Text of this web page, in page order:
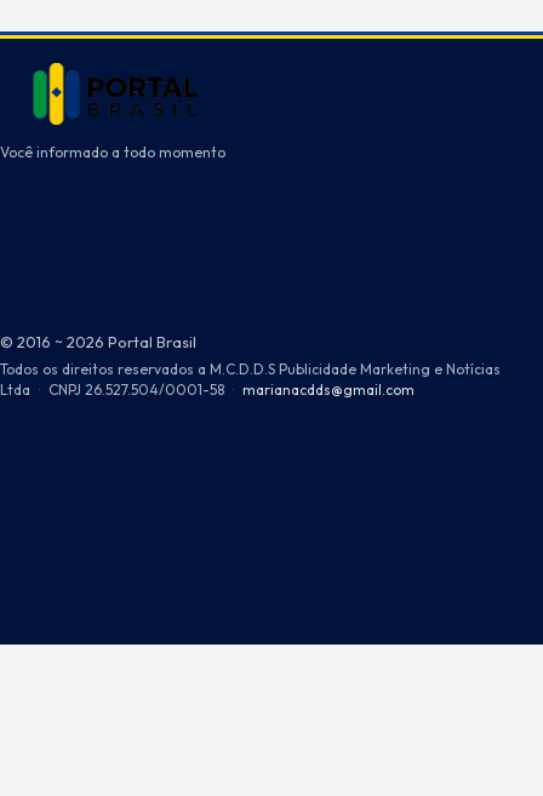
Você informado a todo momento
© 2016 ~ 2026 Portal Brasil
Todos os direitos reservados a M.C.D.D.S Publicidade Marketing e Notícias
Ltda · CNPJ 26.527.504/0001-58 · marianacdds@gmail.com